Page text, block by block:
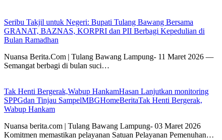
Seribu Takjil untuk Negeri: Bupati Tulang Bawang Bersama
GRANAT, BAZNAS, KORPRI dan PII Berbagi Kepedulian di
Bulan Ramadhan
Nuansa Berita.Com | Tulang Bawang Lampung- 11 Maret 2026 —
Semangat berbagi di bulan suci…
Tak Henti Bergerak,Wabup HankamHasan Lanjutkan monitoring
SPPGdan Tinjau SampelMBGHomeBeritaTak Henti Bergerak,
Wabup Hankam
Nuansa berita.com | Tulang Bawang Lampung- 03 Maret 2026
Komitmen memastikan pelayanan Satuan Pelayanan Pemenuhan…